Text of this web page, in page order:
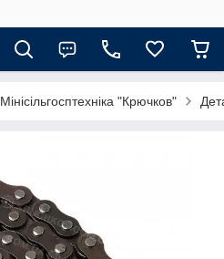
Мінісільгосптехніка "Крючков"